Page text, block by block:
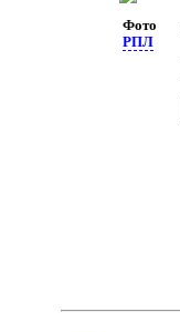
Фото
РПЛ